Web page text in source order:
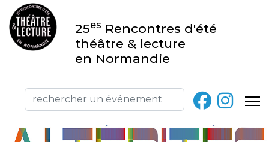
25es Rencontres d'été
théâtre & lecture
en Normandie